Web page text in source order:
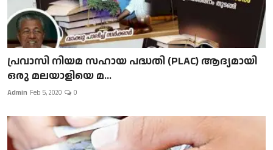
പ്രവാസി നിയമ സഹായ പദ്ധതി (PLAC) ആദ്യമായി
ഒരു മലയാളിയെ മ...
Admin Feb 5, 2020 0